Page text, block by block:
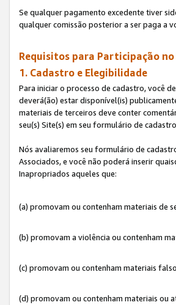
Se qualquer pagamento excedente tiver
qualquer comissão posterior a ser paga a
Requisitos para Participação
1. Cadastro e Elegibilidade
Para iniciar o processo de cadastro, você
deverá(ão) estar disponível(is)
materiais de terceiros deve conter
seu(s) Site(s) em seu formulário de
Nós avaliaremos seu formulário de
Associados, e você não poderá inserir
Inapropriados aqueles que:
(a) promovam ou contenham materiais de
(b) promovam a violência ou contenham
(c) promovam ou contenham materiais
(d) promovam ou contenham materiais ou